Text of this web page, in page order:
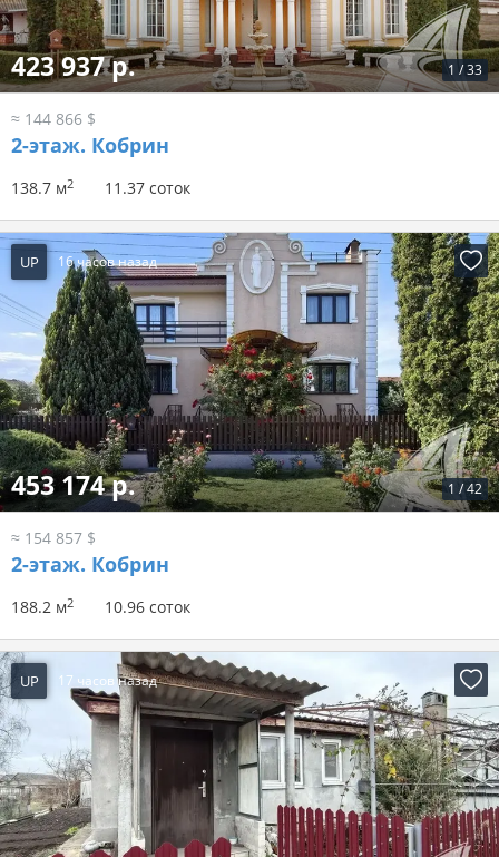
1 /33
423 937 р.
≈ 144 866 $
2-этаж. Кобрин
138.7 м2 11.37 соток
UP 16 часов назад
1 /42
453 174 р.
≈ 154 857 $
2-этаж. Кобрин
188.2 м2 10.96 соток
UP 17 часов назад